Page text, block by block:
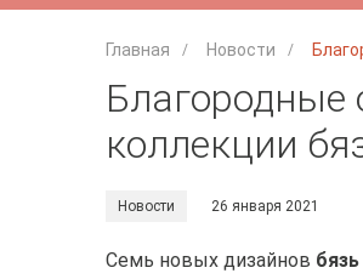
Главная Новости
Благородные
коллекции
Новости 26 января 2021
Семь новых дизайнов